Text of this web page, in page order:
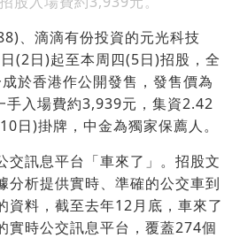
、滴滴有份投資的元光科技
(2日)起至本周四(5日)招股，全
於香港作公開發售，發售價為
入場費約3,939元，集資2.42
日)掛牌，中金為獨家保薦人。
交訊息平台「車來了」。招股文
分析提供實時、準確的公交車到
資料，截至去年12月底，車來了
實時公交訊息平台，覆蓋274個